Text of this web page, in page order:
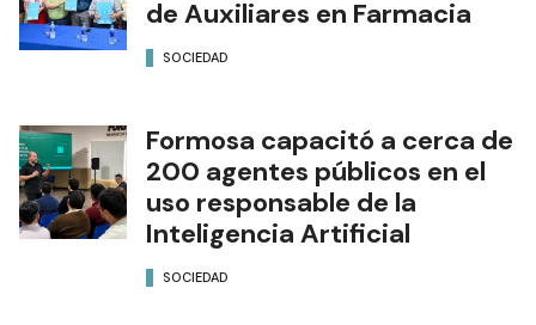
de Auxiliares en Farmacia
SOCIEDAD
Formosa capacitó a cerca de
200 agentes públicos en el
uso responsable de la
Inteligencia Artificial
SOCIEDAD